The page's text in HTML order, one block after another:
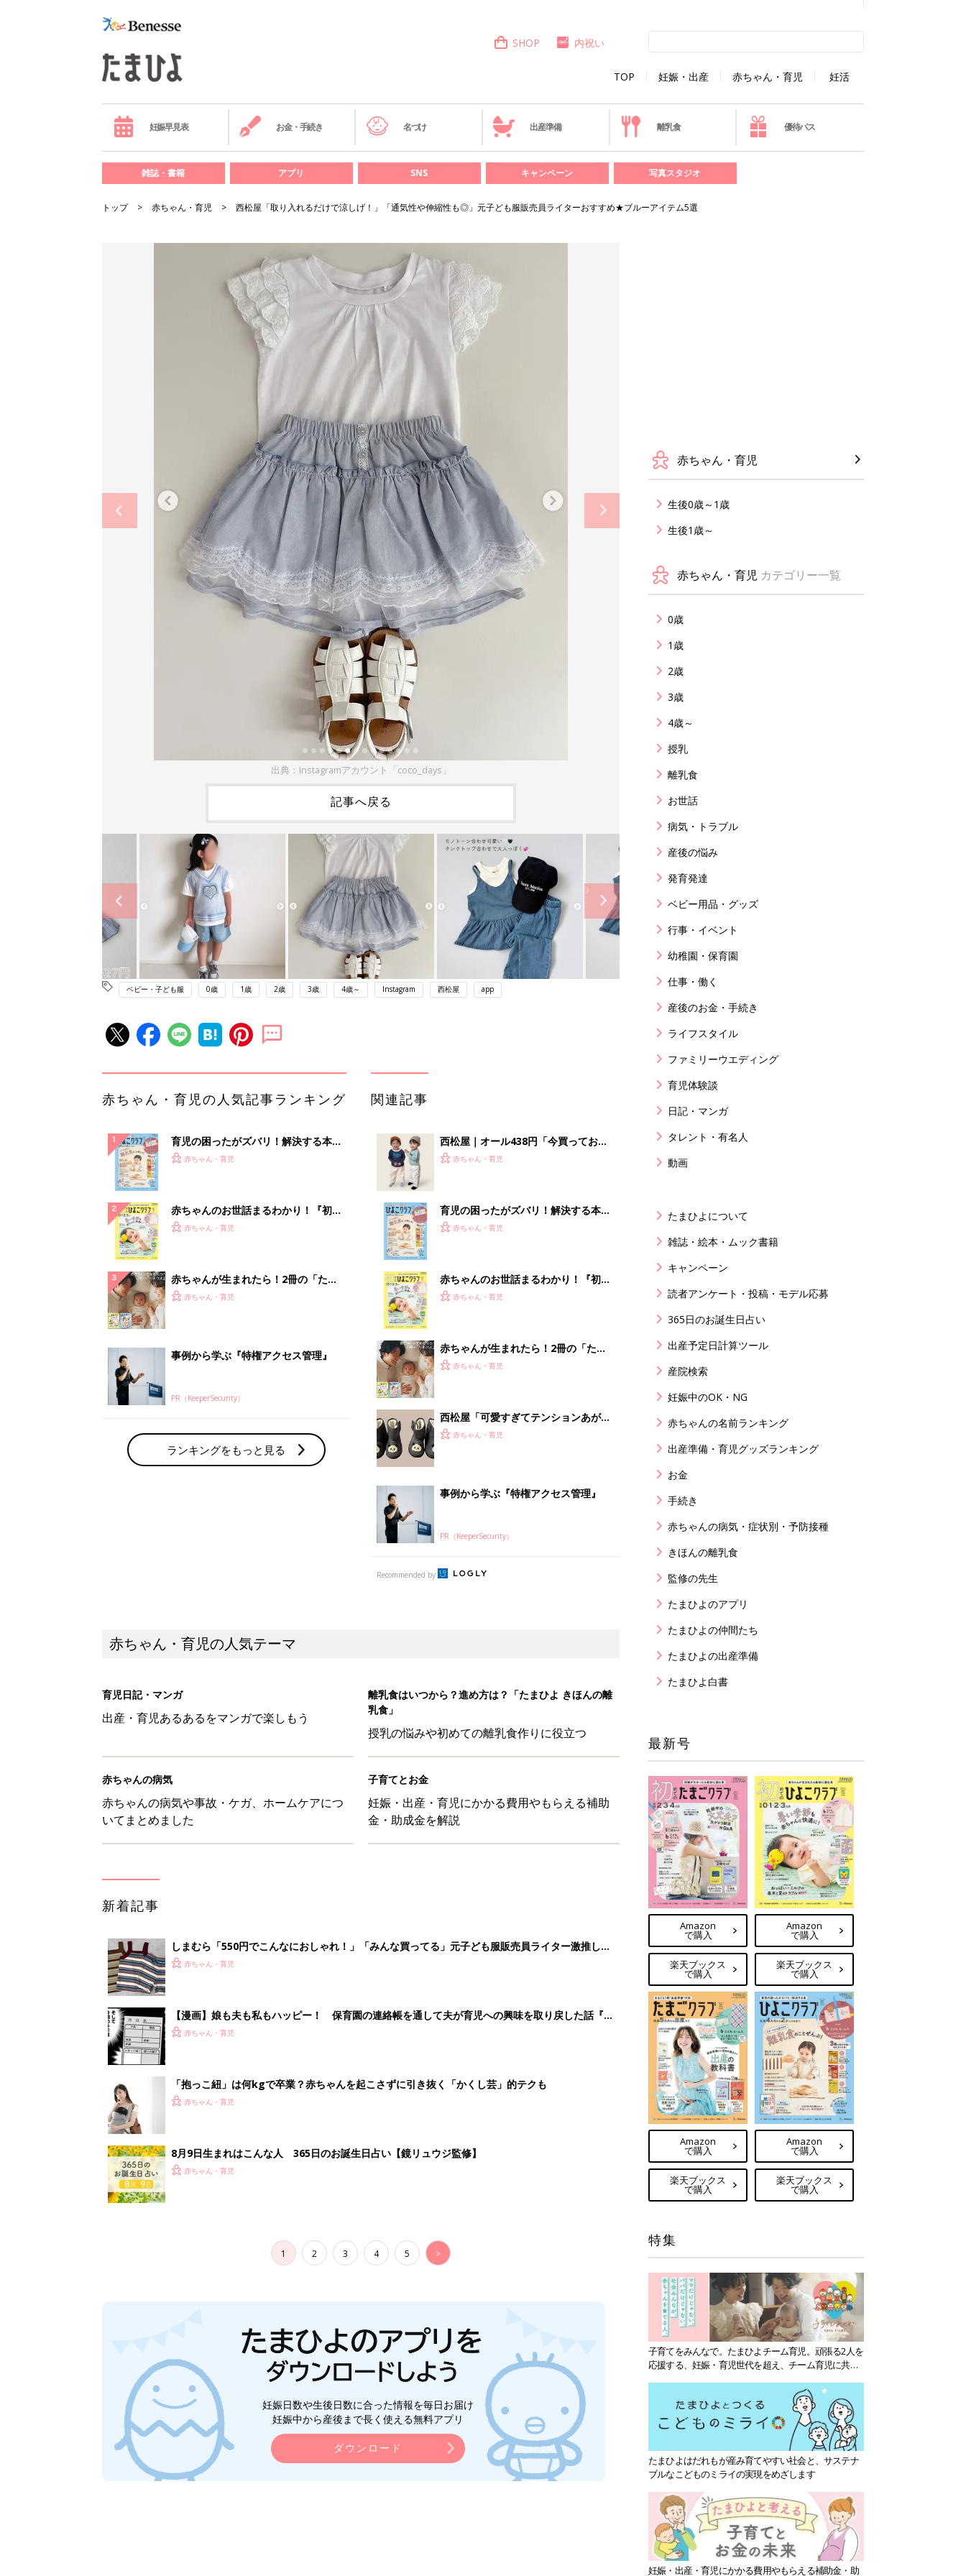
TOP 妊娠・出産 赤ちゃん・育児 妊活
SHOP 内祝い
妊娠早見表 お金・手続き 名づけ 出産準備 離乳食 優待パス
雑誌・書籍 アプリ SNS キャンペーン 写真スタジオ
トップ 赤ちゃん・育児 西松屋「取り入れるだけで涼しげ！」「通気性や伸縮性も◎」元子ども服販売員ライターおすすめ★ブルーアイテム5選
出典：Instagramアカウント「coco_days」
記事へ戻る
ベビー・子ども服 0歳 1歳 2歳 3歳 4歳～ Instagram 西松屋 app
赤ちゃん・育児の人気記事ランキング
育児の困ったがズバリ！解決する本
『ひよこクラブ 秋号』 4カ月～2才
赤ちゃん・育児
赤ちゃんのお世話まるわかり！『初め
てのひよこクラブ 夏号』〈巻頭大特
赤ちゃん・育児
赤ちゃんが生まれたら！2冊の「たま
ひよ」
赤ちゃん・育児
事例から学ぶ『特権アクセス管理』
PR（KeeperSecurity）
ランキングをもっと見る
関連記事
西松屋｜オール438円「今買っておく
べき！」「保育園着にも◎」元子ども
赤ちゃん・育児
育児の困ったがズバリ！解決する本
『ひよこクラブ 秋号』 4カ月～2才
赤ちゃん・育児
赤ちゃんのお世話まるわかり！『初め
てのひよこクラブ 夏号』〈巻頭大特
赤ちゃん・育児
赤ちゃんが生まれたら！2冊の「たま
ひよ」
赤ちゃん・育児
西松屋「可愛すぎてテンションあが
る」「機能性も◎」元子ども服販売員
赤ちゃん・育児
事例から学ぶ『特権アクセス管理』
PR（KeeperSecurity）
Recommended by
赤ちゃん・育児の人気テーマ
育児日記・マンガ
出産・育児あるあるをマンガで楽しもう
離乳食はいつから？進め方は？「たまひよ きほんの離
乳食」
授乳の悩みや初めての離乳食作りに役立つ
赤ちゃんの病気
赤ちゃんの病気や事故・ケガ、ホームケアにつ
いてまとめました
子育てとお金
妊娠・出産・育児にかかる費用やもらえる補助
金・助成金を解説
新着記事
しまむら「550円でこんなにおしゃれ！」「みんな買ってる」元子ども服販売員ライター激推し★
夏のバズりトップス4選
赤ちゃん・育児
【漫画】娘も夫も私もハッピー！ 保育園の連絡帳を通して夫が育児への興味を取り戻した話『ふ
うふう子育て ＃92』
赤ちゃん・育児
「抱っこ紐」は何kgで卒業？赤ちゃんを起こさずに引き抜く「かくし芸」的テクも
赤ちゃん・育児
8月9日生まれはこんな人 365日のお誕生日占い【鏡リュウジ監修】
赤ちゃん・育児
1 2 3 4 5 >
妊娠日数や生後日数に合った情報を毎日お届け
妊娠中から産後まで長く使える無料アプリ
ダウンロード
赤ちゃん・育児
生後0歳～1歳
生後1歳～
赤ちゃん・育児 カテゴリー一覧
0歳
1歳
2歳
3歳
4歳～
授乳
離乳食
お世話
病気・トラブル
産後の悩み
発育発達
ベビー用品・グッズ
行事・イベント
幼稚園・保育園
仕事・働く
産後のお金・手続き
ライフスタイル
ファミリーウエディング
育児体験談
日記・マンガ
タレント・有名人
動画
たまひよについて
雑誌・絵本・ムック書籍
キャンペーン
読者アンケート・投稿・モデル応募
365日のお誕生日占い
出産予定日計算ツール
産院検索
妊娠中のOK・NG
赤ちゃんの名前ランキング
出産準備・育児グッズランキング
お金
手続き
赤ちゃんの病気・症状別・予防接種
きほんの離乳食
監修の先生
たまひよのアプリ
たまひよの仲間たち
たまひよの出産準備
たまひよ白書
最新号
Amazon
で購入
楽天ブックス
で購入
Amazon
で購入
楽天ブックス
で購入
Amazon
で購入
楽天ブックス
で購入
Amazon
で購入
楽天ブックス
で購入
特集
子育てをみんなで。たまひよチーム育児。頑張る2人を
応援する、妊娠・育児世代を超え、チーム育児に共感
たまひよはだれもが産み育てやすい社会と、サステナ
ブルなこどものミライの実現をめざします
妊娠・出産・育児にかかる費用やもらえる補助金・助